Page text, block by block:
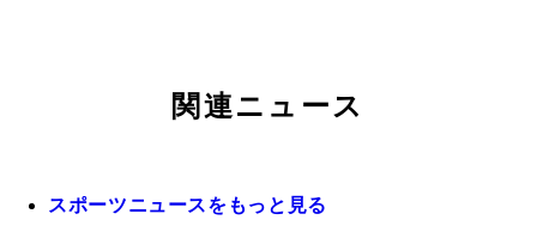
関連ニュース
スポーツニュースをもっと見る